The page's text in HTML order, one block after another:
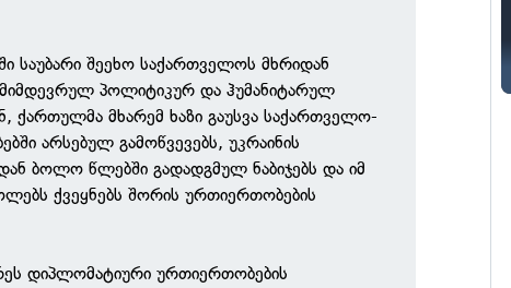
საუბარი შეეხო საქართველოს მხრიდან
პოლიტიკურ და ჰუმანიტარულ
ქართულმა მხარემ ხაზი გაუსვა საქართველო-
არსებულ გამოწვევებს, უკრაინის
ბოლო წლებში გადადგმულ ნაბიჯებს და იმ
ქვეყნებს შორის ურთიერთობების
დიპლომატიური ურთიერთობების